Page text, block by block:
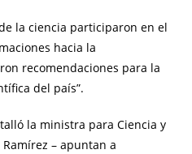
la ciencia participaron en el
hacia la
recomendaciones para la
del país”.
la ministra para Ciencia y
– apuntan a